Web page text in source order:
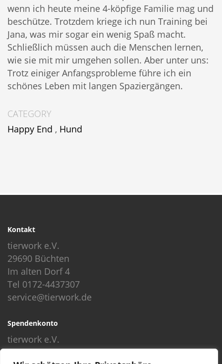
wenn ich heute meine 4-köpfige Familie mag und
beschütze. Trotzdem kriege ich nun Training bei
Jana, was mir sogar ein wenig Spaß macht.
Schließlich müssen auch die Menschen lernen,
wie sie mit mir umgehen sollen. Aber unter uns:
Trotz einiger Anfangsprobleme führe ich ein
schönes Leben mit langen Spaziergängen.
CATEGORY
Happy End , Hund
Kontakt
tierwork e.V.
29690 Büchten
Im alten Dorf 4
Tel 0172-4437307
service@tierwork.de
Spendenkonto
tierwork e.V.
Volksbank